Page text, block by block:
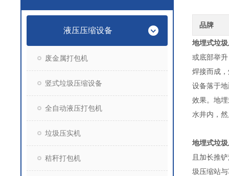
液压压缩设备
废金属打包机
竖式垃圾压缩设备
全自动液压打包机
垃圾压实机
秸秆打包机
品牌
地埋式垃
或底部举
焊接而成
设备落于
效果。地
水井内，
地埋式垃
且加长推
圾压缩